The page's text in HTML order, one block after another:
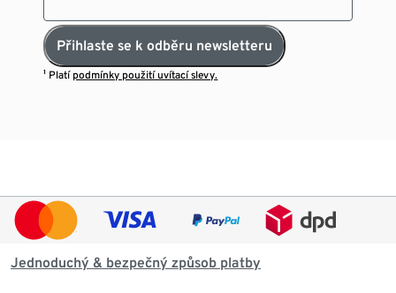
Přihlaste se k odběru newsletteru
¹ Platí podmínky použití uvítací slevy.
Jednoduchý & bezpečný způsob platby